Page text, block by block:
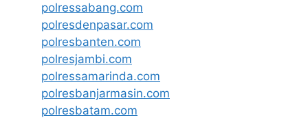
polressabang.com
polresdenpasar.com
polresbanten.com
polresjambi.com
polressamarinda.com
polresbanjarmasin.com
polresbatam.com